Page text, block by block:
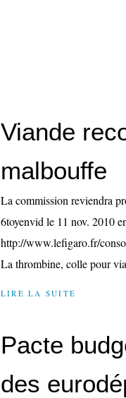
Viande
malbouffe
La commission reviendra
6toyenvid le 11 nov. 2010
http://www.lefigaro.fr/
La thrombine, colle pour
LIRE LA SUITE
Pacte
des